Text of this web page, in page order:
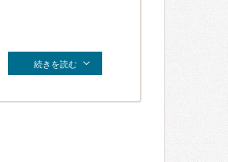
続きを読む